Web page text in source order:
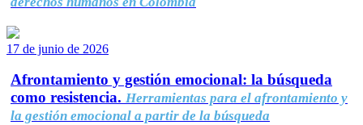
17 de junio de 2026
Afrontamiento y gestión emocional: la búsqueda
como resistencia. Herramientas para el afrontamiento y
la gestión emocional a partir de la búsqueda